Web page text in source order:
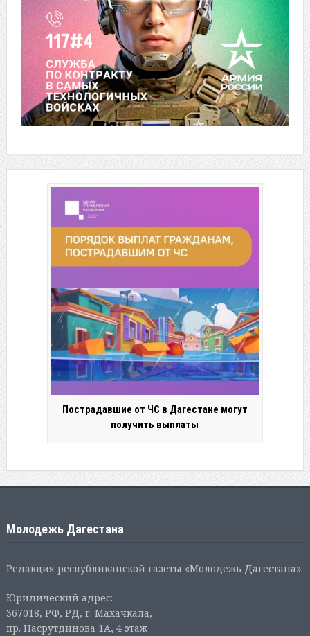
Пострадавшие от ЧС в Дагестане могут
получить выплаты
Молодежь Дагестана
Редакция республиканской газеты «Молодежь Дагестана».
Юридический адрес:
367018, РФ, РД, г. Махачкала,
пр. Насрутдинова 1А, 4 этаж